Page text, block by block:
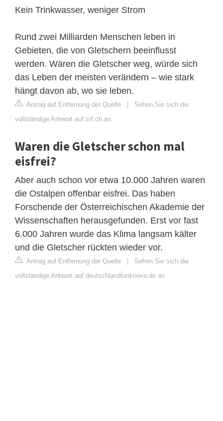
Kein Trinkwasser, weniger Strom
Rund zwei Milliarden Menschen leben in
Gebieten, die von Gletschern beeinflusst
werden. Wären die Gletscher weg, würde sich
das Leben der meisten verändern – wie stark
hängt davon ab, wo sie leben.
Antrag auf Entfernung der Quelle
Sehen Sie sich die
vollständige Antwort auf srf.ch an
Waren die Gletscher schon mal
eisfrei?
Aber auch schon vor etwa 10.000 Jahren waren
die Ostalpen offenbar eisfrei. Das haben
Forschende der Österreichischen Akademie der
Wissenschaften herausgefunden. Erst vor fast
6.000 Jahren wurde das Klima langsam kälter
und die Gletscher rückten wieder vor.
Antrag auf Entfernung der Quelle
Sehen Sie sich die
vollständige Antwort auf deutschlandfunknova.de an